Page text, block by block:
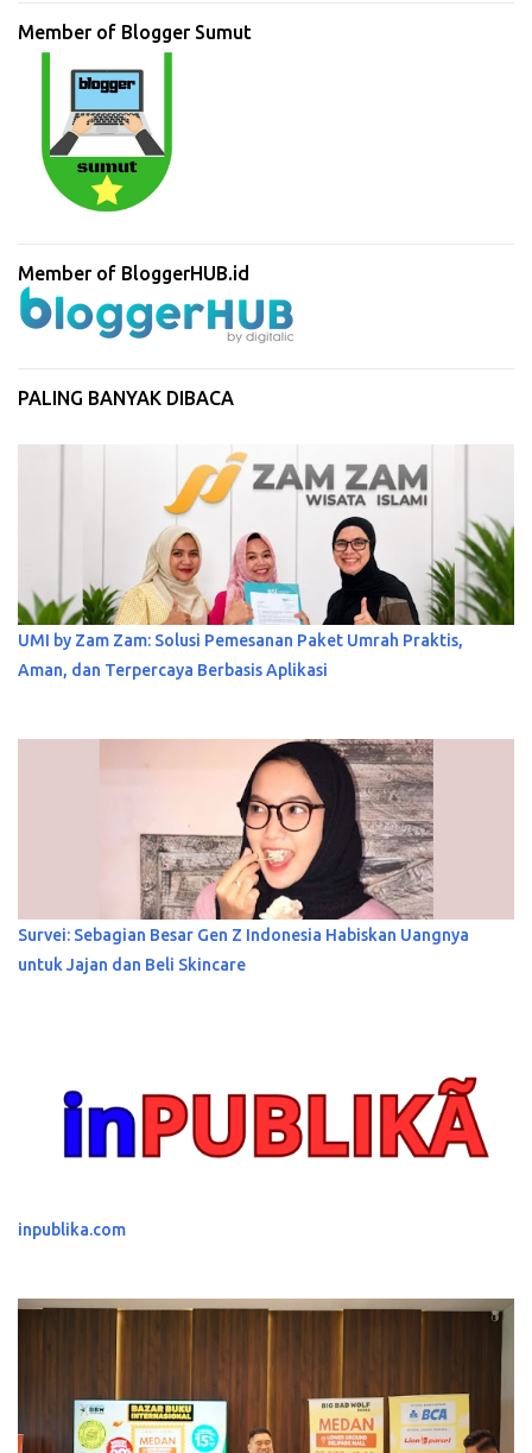
Member of Blogger Sumut
Member of BloggerHUB.id
PALING BANYAK DIBACA
UMI by Zam Zam: Solusi Pemesanan Paket Umrah Praktis,
Aman, dan Terpercaya Berbasis Aplikasi
Survei: Sebagian Besar Gen Z Indonesia Habiskan Uangnya
untuk Jajan dan Beli Skincare
inpublika.com